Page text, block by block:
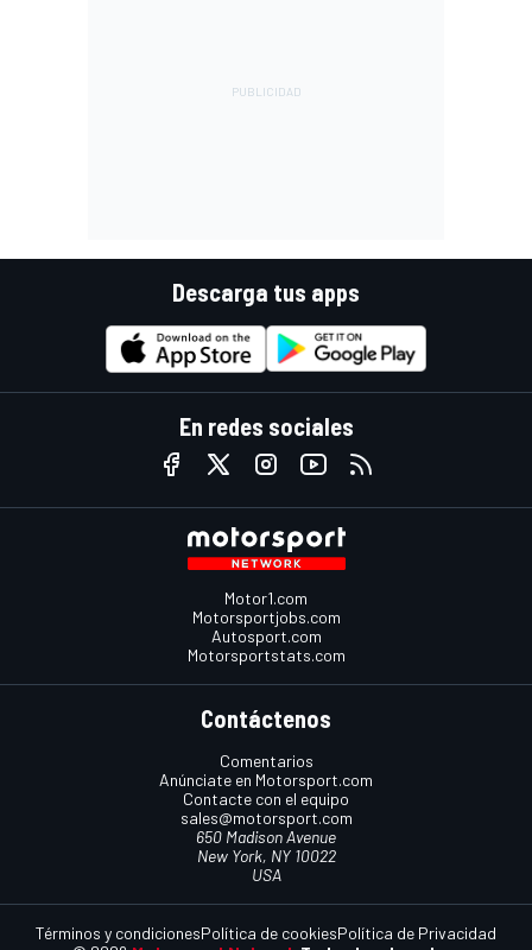
Descarga tus apps
En redes sociales
Motor1.com
Motorsportjobs.com
Autosport.com
Motorsportstats.com
Contáctenos
Comentarios
Anúnciate en Motorsport.com
Contacte con el equipo
sales@motorsport.com
650 Madison Avenue
New York, NY 10022
USA
Términos y condicionesPolítica de cookiesPolítica de Privacidad